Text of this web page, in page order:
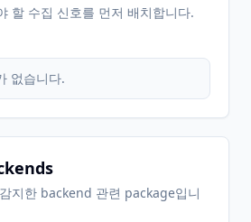
할 수집 신호를 먼저 배치합니다.
없습니다.
지한 backend 관련 package입니